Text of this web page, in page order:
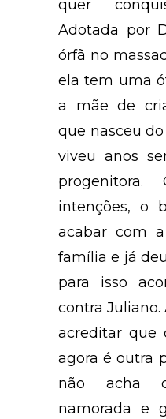
quer
Adotada por
órfã no
ela tem uma
a mãe de
que nasceu
viveu anos
intenções, o
acabar com
família e já
para isso
contra Juliano.
acreditar que
agora é outra
não acha
namorada e